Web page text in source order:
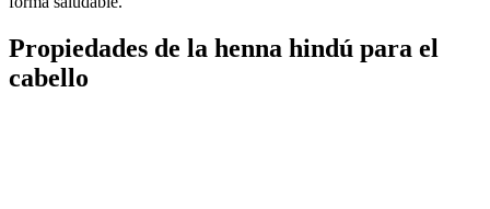
Propiedades de la henna hindú para el
cabello